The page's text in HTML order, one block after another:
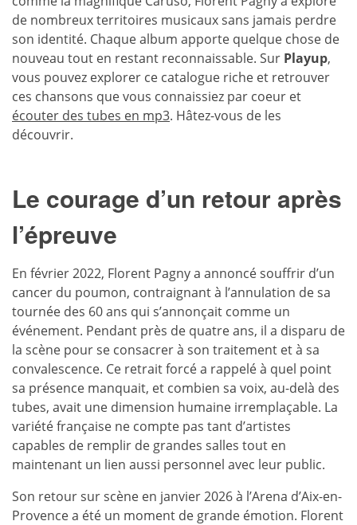
de nombreux territoires musicaux sans jamais perdre
son identité. Chaque album apporte quelque chose de
nouveau tout en restant reconnaissable. Sur Playup,
vous pouvez explorer ce catalogue riche et retrouver
ces chansons que vous connaissiez par coeur et
écouter des tubes en mp3. Hâtez-vous de les
découvrir.
Le courage d’un retour après
l’épreuve
En février 2022, Florent Pagny a annoncé souffrir d’un
cancer du poumon, contraignant à l’annulation de sa
tournée des 60 ans qui s’annonçait comme un
événement. Pendant près de quatre ans, il a disparu de
la scène pour se consacrer à son traitement et à sa
convalescence. Ce retrait forcé a rappelé à quel point
sa présence manquait, et combien sa voix, au-delà des
tubes, avait une dimension humaine irremplaçable. La
variété française ne compte pas tant d’artistes
capables de remplir de grandes salles tout en
maintenant un lien aussi personnel avec leur public.
Son retour sur scène en janvier 2026 à l’Arena d’Aix-en-
Provence a été un moment de grande émotion. Florent